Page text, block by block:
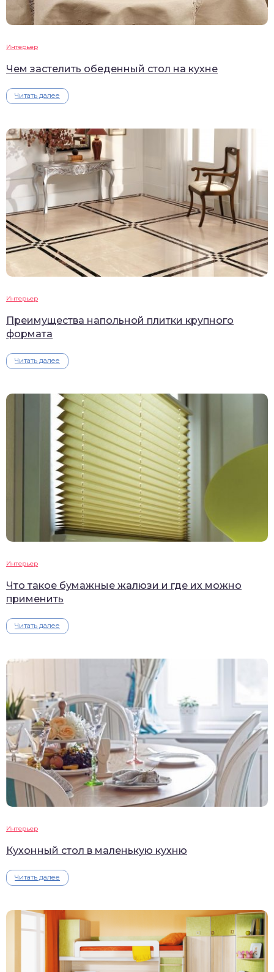
Интерьер
Чем застелить обеденный стол на кухне
Читать далее
Интерьер
Преимущества напольной плитки крупного
формата
Читать далее
Интерьер
Что такое бумажные жалюзи и где их можно
применить
Читать далее
Интерьер
Кухонный стол в маленькую кухню
Читать далее